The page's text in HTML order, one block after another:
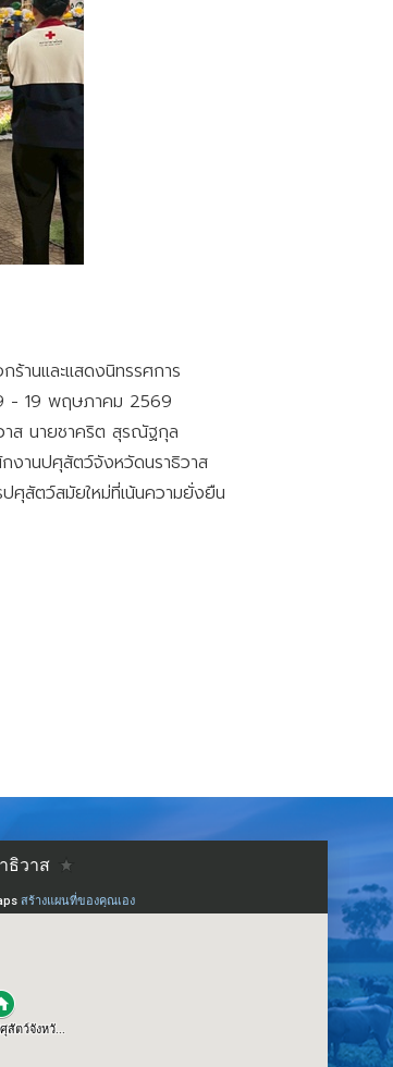
านและแสดงนิทรรศการ
9 - 19 พฤษภาคม 2569
าส นายชาคริต สุรณัฐกุล
กงานปศุสัตว์จังหวัดนราธิวาส
ศุสัตว์สมัยใหม่ที่เน้นความยั่งยืน
ดนราธิวาส ประจำปี 2569